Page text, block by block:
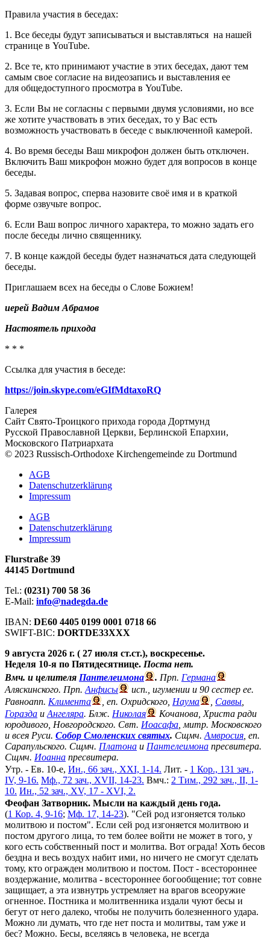
Правила участия в беседах:
1. Все беседы будут записываться и выставляться на нашей
странице в YouTube.
2. Все те, кто принимают участие в этих беседах, дают тем
самым свое согласие на видеозапись и выставления ее
для общедоступного просмотра в YouTube.
3. Если Вы не согласны с первыми двумя условиями, но все
же хотите участвовать в этих беседах, то у Вас есть
возможность участвовать в беседе с выключенной камерой.
4. Во время беседы Ваш микрофон должен быть отключен.
Включить Ваш микрофон можно будет для вопросов в конце
беседы.
5. Задавая вопрос, сперва назовите своё имя и в краткой
форме озвучьте вопрос.
6. Если Ваш вопрос личного характера, то можно задать его
после беседы лично священнику.
7. В конце каждой беседы будет назначаться дата следующей
беседы.
Приглашаем всех на беседы о Слове Божием!
иерей Вадим Абрамов
Настоятель прихода
* * *
Ссылка для участия в беседе:
https://join.skype.com/eGIfMdtaxoRQ
Галерея
Сайт Свято-Троицкого прихода города Дортмунд
Русской Православной Церкви, Берлинской Епархии,
Московского Патриархата
© 2023 Russisch-Orthodoxe Kirchengemeinde zu Dortmund
АGB
Datenschutzerklärung
Impressum
АGB
Datenschutzerklärung
Impressum
Flurstraße 39
44145 Dortmund
Tel.: (0231) 700 58 36
E-Mail: info@nadegda.de
IBAN: DE60 4405 0199 0001 0718 66
SWIFT-BIC: DORTDE33XXX
9 августа 2026 г. ( 27 июля ст.ст.), воскресенье.
Неделя 10-я по Пятидесятнице. Поста нет.
Вмч. и целителя Пантелеимона . Прп. Германа
Аляскинского. Прп.Анфисы
исп., игумении и 90 сестер ее.
Равноапп. Климента , еп. Охридского, Наума , Саввы,
Горазда иАнгеляра. Блж. Николая
Кочанова, Христа ради
юродивого, Новгородского. Свт. Иоасафа, митр. Московского
и всея Руси. Собор Смоленских святых. Сщмч.Амвросия, еп.
Сарапульского. Сщмч. Платона и Пантелеимона пресвитера.
Сщмч. Иоанна пресвитера.
Утр. - Ев. 10-е, Ин., 66 зач., XXI, 1-14. Лит. - 1 Кор., 131 зач.,
IV, 9-16. Мф., 72 зач., XVII, 14-23. Вмч.: 2 Тим., 292 зач., II, 1-
10. Ин., 52 зач., XV, 17 - XVI, 2.
Феофан Затворник. Мысли на каждый день года.
(1 Кор. 4, 9-16; Мф. 17, 14-23). "Сей род изгоняется только
молитвою и постом". Если сей род изгоняется молитвою и
постом другого лица, то тем более войти не может в того, у
кого есть собственный пост и молитва. Вот ограда! Хоть бесов
бездна и весь воздух набит ими, но ничего не смогут сделать
тому, кто огражден молитвою и постом. Пост - всестороннее
воздержание, молитва - всестороннее богообщение; тот совне
защищает, а эта извнутрь устремляет на врагов всеоружие
огненное. Постника и молитвенника издали чуют бесы и
бегут от него далеко, чтобы не получить болезненного удара.
Можно ли думать, что где нет поста и молитвы, там уже и
бес? Можно. Бесы, вселяясь в человека, не всегда